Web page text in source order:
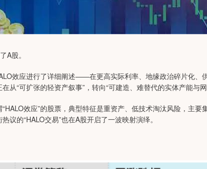
A股。
效应进行了详细阐述——在更高实际利率、地缘政治碎片化、
从“可扩张的轻资产叙事”，转向“可建造、难替代的实体产能与网
效应”的股票，典型特征是重资产、低技术淘汰风险，主要
议的“HALO交易”也在A股开启了一波映射演绎。
14311.01 沪深300